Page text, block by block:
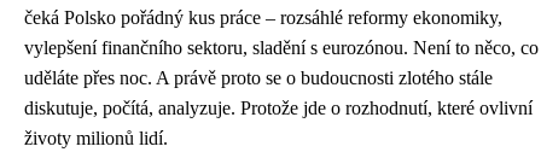
čeká Polsko pořádný kus práce – rozsáhlé reformy ekonomiky,
vylepšení finančního sektoru, sladění s eurozónou. Není to něco, co
uděláte přes noc. A právě proto se o budoucnosti zlotého stále
diskutuje, počítá, analyzuje. Protože jde o rozhodnutí, které ovlivní
životy milionů lidí.